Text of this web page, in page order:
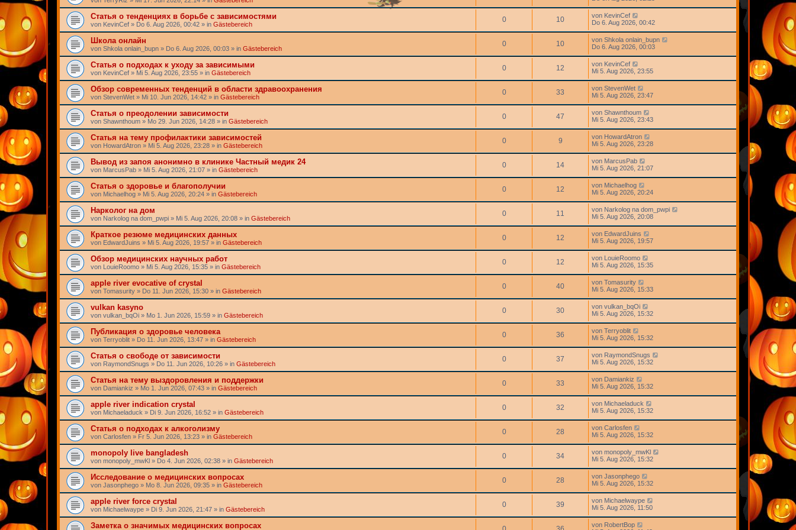
Статья о тенденциях в борьбе с зависимостями
von KevinCef » Do 6. Aug 2026, 00:42 » in Gästebereich
0 10 von KevinCef
Do 6. Aug 2026, 00:42
Школа онлайн
von Shkola onlain_bupn » Do 6. Aug 2026, 00:03 » in Gästebereich
0 10 von Shkola onlain_bupn
Do 6. Aug 2026, 00:03
Статья о подходах к уходу за зависимыми
von KevinCef » Mi 5. Aug 2026, 23:55 » in Gästebereich
0 12 von KevinCef
Mi 5. Aug 2026, 23:55
Обзор современных тенденций в области здравоохранения
von StevenWet » Mi 10. Jun 2026, 14:42 » in Gästebereich
0 33 von StevenWet
Mi 5. Aug 2026, 23:47
Статья о преодолении зависимости
von Shawnthoum » Mo 29. Jun 2026, 14:28 » in Gästebereich
0 47 von Shawnthoum
Mi 5. Aug 2026, 23:43
Статья на тему профилактики зависимостей
von HowardAtron » Mi 5. Aug 2026, 23:28 » in Gästebereich
0 9 von HowardAtron
Mi 5. Aug 2026, 23:28
Вывод из запоя анонимно в клинике Частный медик 24
von MarcusPab » Mi 5. Aug 2026, 21:07 » in Gästebereich
0 14 von MarcusPab
Mi 5. Aug 2026, 21:07
Статья о здоровье и благополучии
von Michaelhog » Mi 5. Aug 2026, 20:24 » in Gästebereich
0 12 von Michaelhog
Mi 5. Aug 2026, 20:24
Нарколог на дом
von Narkolog na dom_pwpi » Mi 5. Aug 2026, 20:08 » in Gästebereich
0 11 von Narkolog na dom_pwpi
Mi 5. Aug 2026, 20:08
Краткое резюме медицинских данных
von EdwardJuins » Mi 5. Aug 2026, 19:57 » in Gästebereich
0 12 von EdwardJuins
Mi 5. Aug 2026, 19:57
Обзор медицинских научных работ
von LouieRoomo » Mi 5. Aug 2026, 15:35 » in Gästebereich
0 12 von LouieRoomo
Mi 5. Aug 2026, 15:35
apple river evocative of crystal
von Tomasurity » Do 11. Jun 2026, 15:30 » in Gästebereich
0 40 von Tomasurity
Mi 5. Aug 2026, 15:33
vulkan kasyno
von vulkan_bqOi » Mo 1. Jun 2026, 15:59 » in Gästebereich
0 30 von vulkan_bqOi
Mi 5. Aug 2026, 15:32
Публикация о здоровье человека
von Terryoblit » Do 11. Jun 2026, 13:47 » in Gästebereich
0 36 von Terryoblit
Mi 5. Aug 2026, 15:32
Статья о свободе от зависимости
von RaymondSnugs » Do 11. Jun 2026, 10:26 » in Gästebereich
0 37 von RaymondSnugs
Mi 5. Aug 2026, 15:32
Статья на тему выздоровления и поддержки
von Damiankiz » Mo 1. Jun 2026, 07:43 » in Gästebereich
0 33 von Damiankiz
Mi 5. Aug 2026, 15:32
apple river indication crystal
von Michaeladuck » Di 9. Jun 2026, 16:52 » in Gästebereich
0 32 von Michaeladuck
Mi 5. Aug 2026, 15:32
Статья о подходах к алкоголизму
von Carlosfen » Fr 5. Jun 2026, 13:23 » in Gästebereich
0 28 von Carlosfen
Mi 5. Aug 2026, 15:32
monopoly live bangladesh
von monopoly_mwKl » Do 4. Jun 2026, 02:38 » in Gästebereich
0 34 von monopoly_mwKl
Mi 5. Aug 2026, 15:32
Исследование о медицинских вопросах
von Jasonphego » Mo 8. Jun 2026, 09:35 » in Gästebereich
0 28 von Jasonphego
Mi 5. Aug 2026, 15:32
apple river force crystal
von Michaelwaype » Di 9. Jun 2026, 21:47 » in Gästebereich
0 39 von Michaelwaype
Mi 5. Aug 2026, 11:50
Заметка о значимых медицинских вопросах von RobertBop